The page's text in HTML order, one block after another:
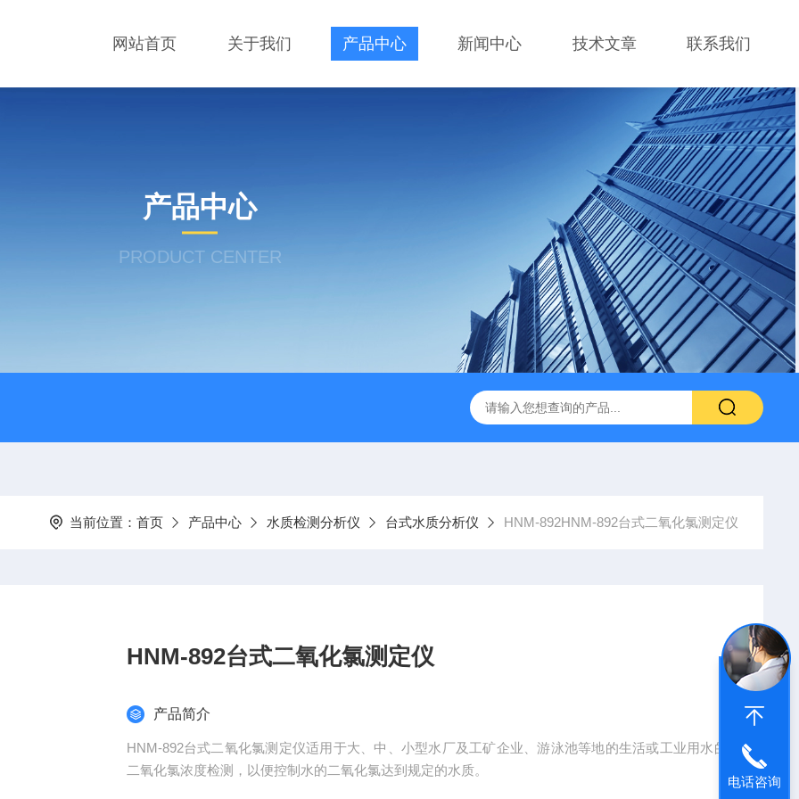
网站首页 关于我们 产品中心 新闻中心 技术文章 联系我们
产品中心
PRODUCT CENTER
当前位置： 首页 产品中心 水质检测分析仪 台式水质分析仪 HNM-892HNM-892台式二氧化氯测定仪
HNM-892台式二氧化氯测定仪
产品简介
HNM-892台式二氧化氯测定仪适用于大、中、小型水厂及工矿企业、游泳池等地的生活或工业用水的
二氧化氯浓度检测，以便控制水的二氧化氯达到规定的水质。
电话咨询